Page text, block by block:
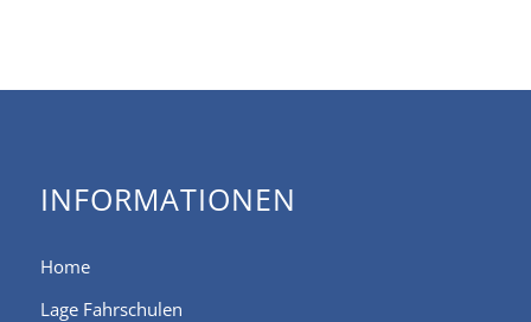
INFORMATIONEN
Home
Lage Fahrschulen